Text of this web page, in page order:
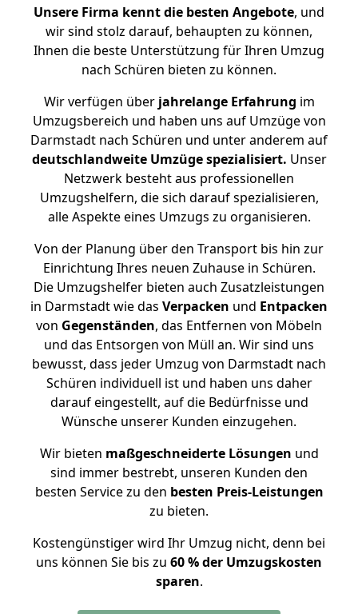
Unsere Firma kennt die besten Angebote, und
wir sind stolz darauf, behaupten zu können,
Ihnen die beste Unterstützung für Ihren Umzug
nach Schüren bieten zu können.
Wir verfügen überjahrelange Erfahrung im
Umzugsbereich und haben uns auf Umzüge von
Darmstadt nach Schüren und unter anderem auf
deutschlandweite Umzüge spezialisiert. Unser
Netzwerk besteht aus professionellen
Umzugshelfern, die sich darauf spezialisieren,
alle Aspekte eines Umzugs zu organisieren.
Von der Planung über den Transport bis hin zur
Einrichtung Ihres neuen Zuhause in Schüren.
Die Umzugshelfer bieten auch Zusatzleistungen
in Darmstadt wie das Verpacken und Entpacken
von Gegenständen, das Entfernen von Möbeln
und das Entsorgen von Müll an. Wir sind uns
bewusst, dass jeder Umzug von Darmstadt nach
Schüren individuell ist und haben uns daher
darauf eingestellt, auf die Bedürfnisse und
Wünsche unserer Kunden einzugehen.
Wir bieten maßgeschneiderte Lösungen und
sind immer bestrebt, unseren Kunden den
besten Service zu den besten Preis-Leistungen
zu bieten.
Kostengünstiger wird Ihr Umzug nicht, denn bei
uns können Sie bis zu 60 % der Umzugskosten
sparen.